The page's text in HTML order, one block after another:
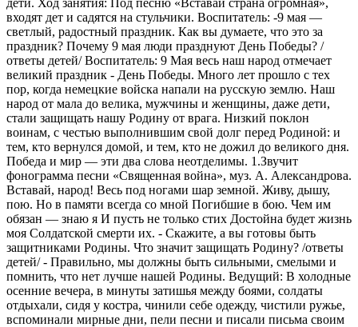
входят дет и садятся на стульчики. Воспитатель: -9 мая —
светлый, радостный праздник. Как вы думаете, что это за
праздник? Почему 9 мая люди празднуют День Победы? /
ответы детей/ Воспитатель: 9 Мая весь наш народ отмечает
великий праздник - День Победы. Много лет прошло с тех
пор, когда немецкие войска напали на русскую землю. Наш
народ от мала до велика, мужчины и женщины, даже дети,
стали защищать нашу Родину от врага. Низкий поклон
воинам, с честью выполнившим свой долг перед Родиной: и
тем, кто вернулся домой, и тем, кто не дожил до великого дня.
Победа и мир — эти два слова неотделимы. 1.Звучит
фонограмма песни «Священная война», муз. А. Александрова.
Вставай, народ! Весь под ногами шар земной. Живу, дышу,
пою. Но в памяти всегда со мной Погибшие в бою. Чем им
обязан — знаю я И пусть не только стих Достойна будет жизнь
моя Солдатской смерти их. - Скажите, а вы готовы быть
защитниками Родины. Что значит защищать Родину? /ответы
детей/ - Правильно, мы должны быть сильными, смелыми и
помнить, что нет лучше нашей Родины. Ведущий: В холодные
осенние вечера, в минуты затишья между боями, солдаты
отдыхали, сидя у костра, чинили себе одежду, чистили ружье,
вспоминали мирные дни, пели песни и писали письма своим